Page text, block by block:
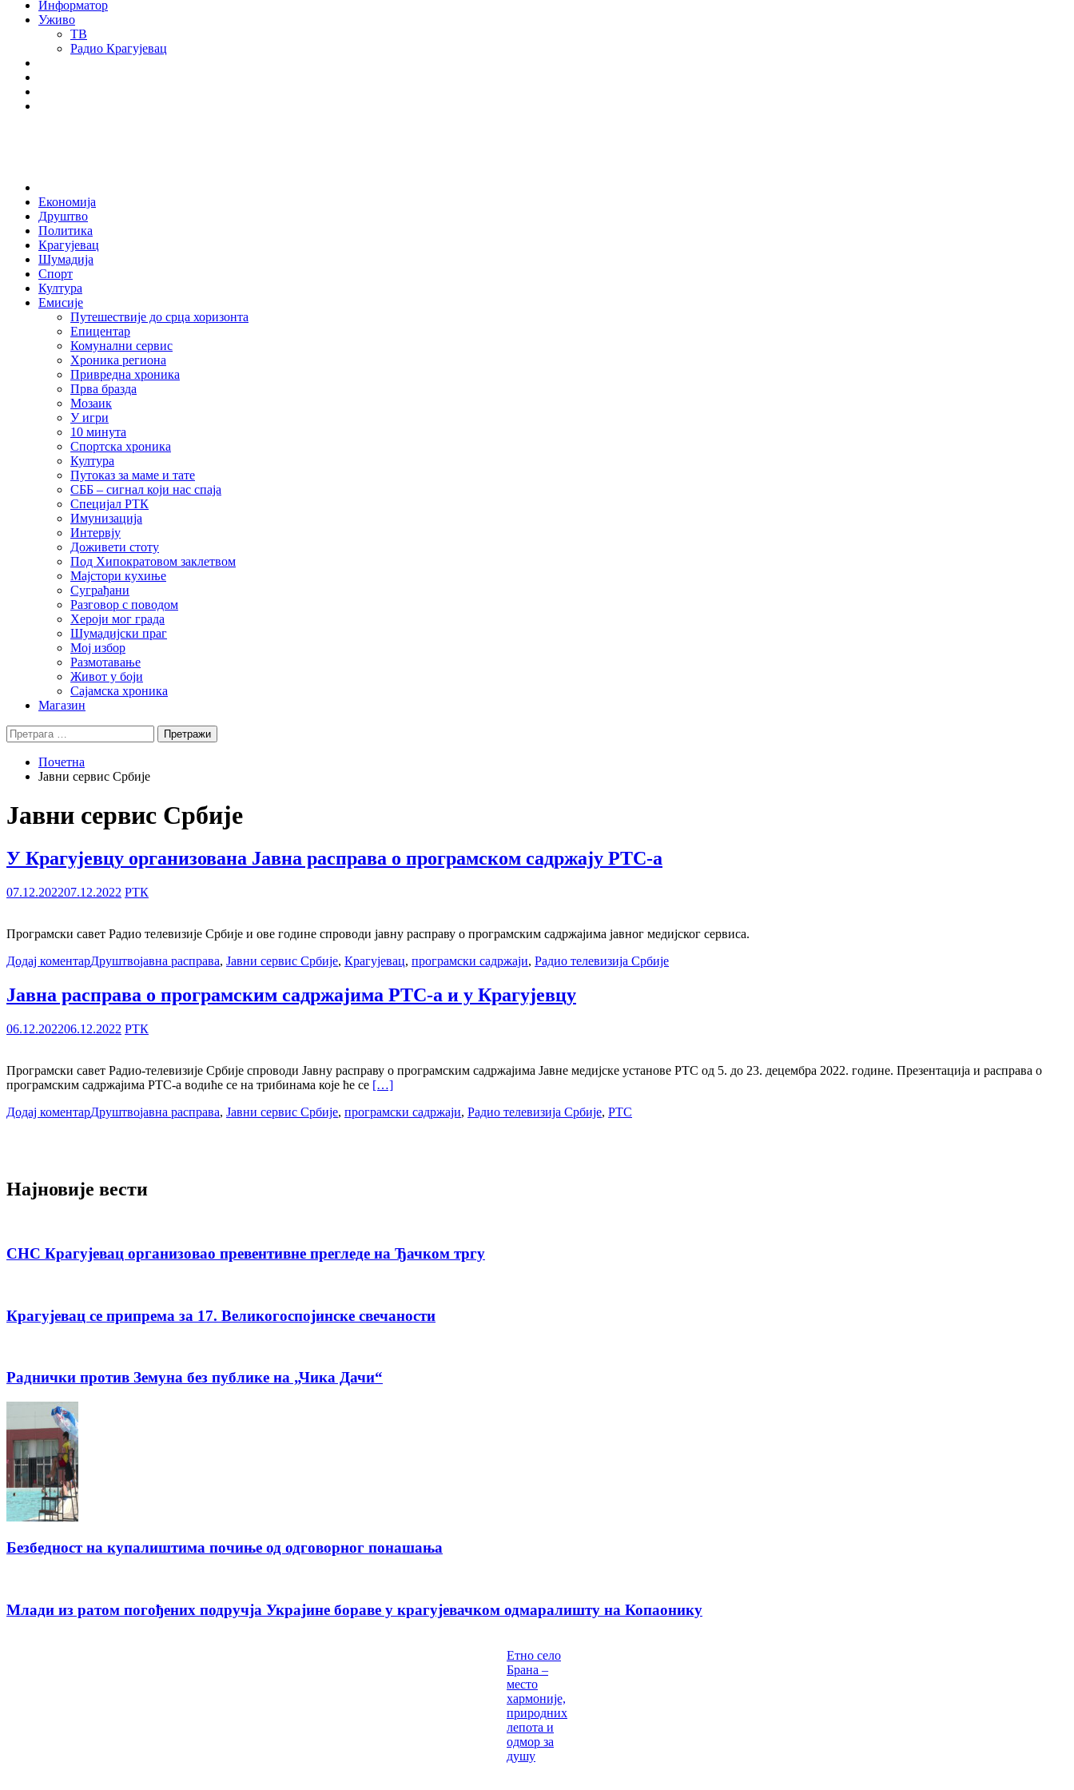
Информатор
Уживо
ТВ
Радио Крагујевац
Економија
Друштво
Политика
Крагујевац
Шумадија
Спорт
Култура
Емисије
Путешествије до срца хоризонта
Епицентар
Комунални сервис
Хроника региона
Привредна хроника
Прва бразда
Мозаик
У игри
10 минута
Спортска хроника
Култура
Путоказ за маме и тате
СББ – сигнал који нас спаја
Специјал РТК
Имунизација
Интервју
Доживети стоту
Под Хипократовом заклетвом
Мајстори кухиње
Суграђани
Разговор с поводом
Хероји мог града
Шумадијски праг
Мој избор
Размотавање
Живот у боји
Сајамска хроника
Магазин
Претрага
за:
Почетна
Јавни сервис Србије
Јавни сервис Србије
У Крагујевцу организована Јавна расправа о програмском садржају РТС-а
07.12.202207.12.2022 РТК
Програмски савет Радио телевизије Србије и ове године спроводи јавну расправу о програмским садржајима jавног медијског сервиса.
Додај коментарДруштвојавна расправа, Јавни сервис Србије, Крагујевац, програмски садржаји, Радио телевизија Србије
Јавна расправа о програмским садржајима РТС-а и у Крагујевцу
06.12.202206.12.2022 РТК
Програмски савет Радио-телевизије Србије спроводи Јавну расправу о програмским садржајима Јавне медијске установе РТС од 5. до 23. децембра 2022. године. Презентација и расправа о
програмским садржајима РТС-а водиће се на трибинама које ће се […]
Додај коментарДруштвојавна расправа, Јавни сервис Србије, програмски садржаји, Радио телевизија Србије, РТС
Најновије вести
СНС Крагујевац организовао превентивне прегледе на Ђачком тргу
Крагујевац се припрема за 17. Великогоспојинске свечаности
Раднички против Земуна без публике на „Чика Дачи“
Безбедност на купалиштима почиње од одговорног понашања
Млади из ратом погођених подручја Украјине бораве у крагујевачком одмаралишту на Копаонику
Етно село
Брана –
место
хармоније,
природних
лепота и
одмор за
душу